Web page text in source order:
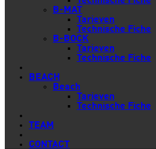
B-MAT
Tarieven
Technische Fiche
B-BOCK
Tarieven
Technische Fiche
BEACH
Beach
Tarieven
Technische Fiche
TEAM
CONTACT